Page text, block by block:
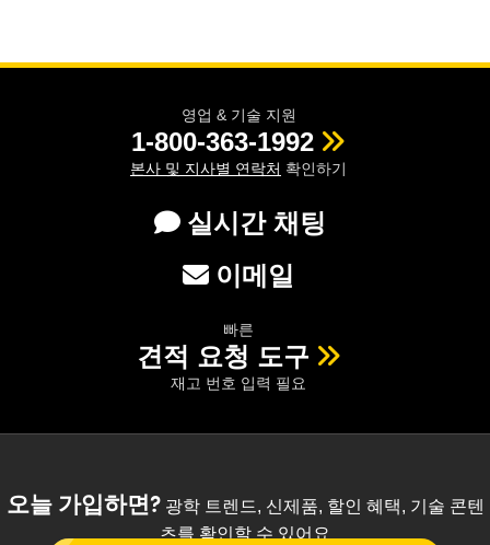
영업 & 기술 지원
1-800-363-1992
본사 및 지사별 연락처 확인하기
실시간 채팅
이메일
빠른
견적 요청 도구
재고 번호 입력 필요
오늘 가입하면?광학 트렌드, 신제품, 할인 혜택, 기술 콘텐
츠를 확인할 수 있어요